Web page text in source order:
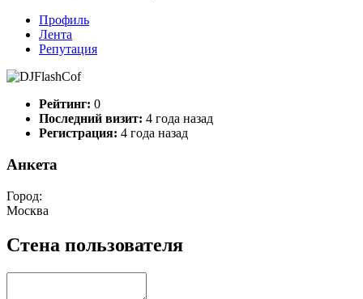
Профиль
Лента
Репутация
Рейтинг: 0
Последний визит: 4 года назад
Регистрация: 4 года назад
Анкета
Город:
Москва
Стена пользователя